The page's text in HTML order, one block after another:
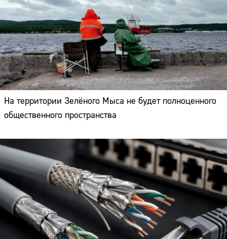
На территории Зелёного Мыса не будет полноценного
общественного пространства